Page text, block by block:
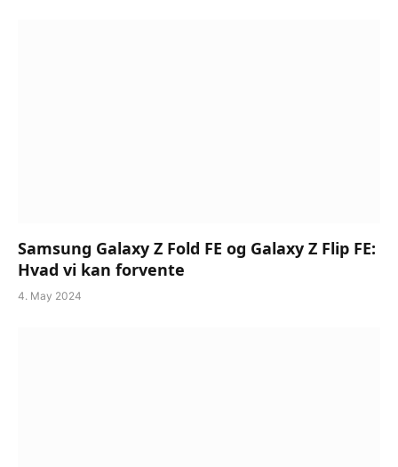
Samsung Galaxy Z Fold FE og Galaxy Z Flip FE:
Hvad vi kan forvente
4. May 2024